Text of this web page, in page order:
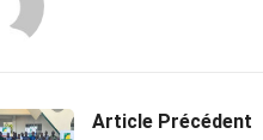
Article Précédent